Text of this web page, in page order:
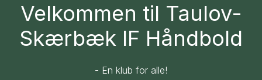
Velkommen til Taulov-
Skærbæk IF Håndbold
- En klub for alle!